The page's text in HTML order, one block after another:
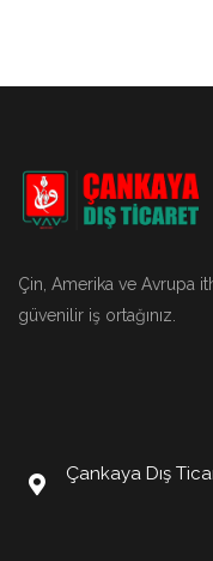
Çin, Amerika ve Avrupa
güvenilir iş ortağınız.
Çankaya Dış